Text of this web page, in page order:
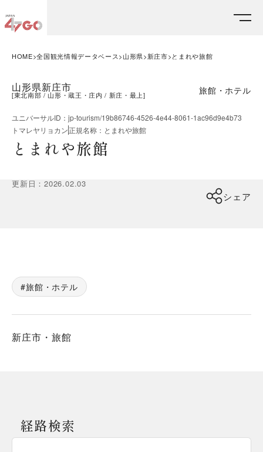
HOME 全国観光情報データベース 山形県 新庄市 とまれや旅館
山形県新庄市
[東北南部 山形・蔵王・庄内 新庄・最上] 旅館・ホテル
ユニバーサルID ： jp-tourism/19b86746-4526-4e44-8061-1ac96d9e4b73
トマレヤリョカン正規名称 ： とまれや旅館
とまれや旅館
更新日 ：2026.02.03
シェア
旅館・ホテル
新庄市・旅館
経路検索